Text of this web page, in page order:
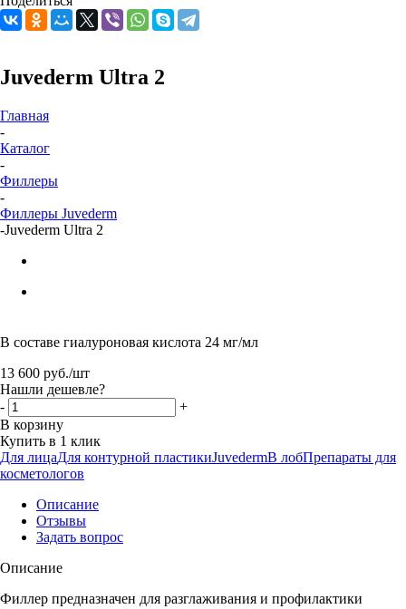
Juvederm Ultra 2
Главная
-
Каталог
-
Филлеры
-
Филлеры Juvederm
-Juvederm Ultra 2
В составе гиалуроновая кислота 24 мг/мл
13 600 руб./шт
Нашли дешевле?
-
+
В корзину
Купить в 1 клик
Для лицаДля контурной пластикиJuvedermВ лобПрепараты для
косметологов
Описание
Отзывы
Задать вопрос
Описание
Филлер предназначен для разглаживания и профилактики